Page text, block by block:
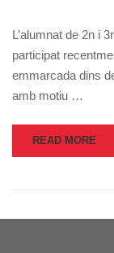
L’alumnat de 2n i
participat
emmarcada dins
amb motiu …
READ MORE